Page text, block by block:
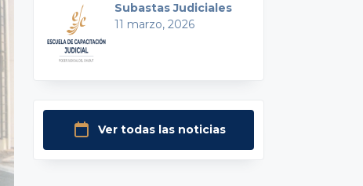
Subastas Judiciales
11 marzo, 2026
Ver todas las noticias